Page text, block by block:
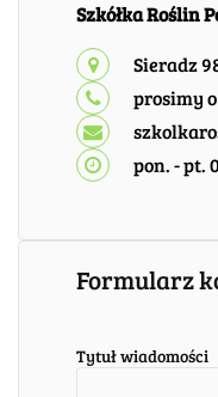
Szkółka Roślin
Sieradz
prosimy
pon. - pt.
Formularz
Tytuł wiadomości